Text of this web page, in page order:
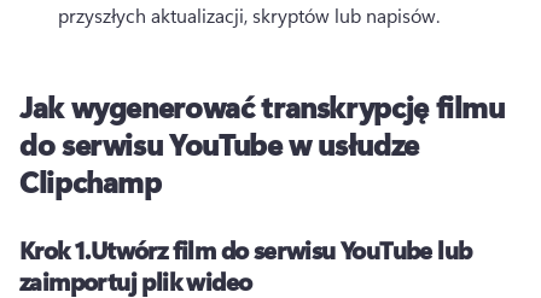
przyszłych aktualizacji, skryptów lub napisów.
Jak wygenerować transkrypcję filmu
do serwisu YouTube w usłudze
Clipchamp
Krok 1.Utwórz film do serwisu YouTube lub
zaimportuj plik wideo